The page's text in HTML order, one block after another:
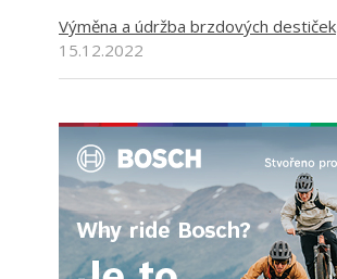
Výměna a údržba brzdových destiček
15.12.2022